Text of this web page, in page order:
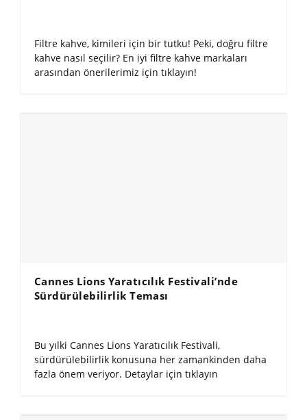
Filtre kahve, kimileri için bir tutku! Peki, doğru filtre
kahve nasıl seçilir? En iyi filtre kahve markaları
arasından önerilerimiz için tıklayın!
Cannes Lions Yaratıcılık Festivali’nde
Sürdürülebilirlik Teması
Bu yılki Cannes Lions Yaratıcılık Festivali,
sürdürülebilirlik konusuna her zamankinden daha
fazla önem veriyor. Detaylar için tıklayın